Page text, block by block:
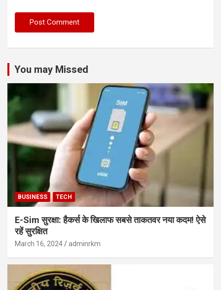
You may Missed
BUSINESS TECH
E-Sim सुरक्षा: हैकर्स के खिलाफ सबसे ताकतवर नया कदम! ऐसे
रहें सुरक्षित
March 16, 2024 adminrkm